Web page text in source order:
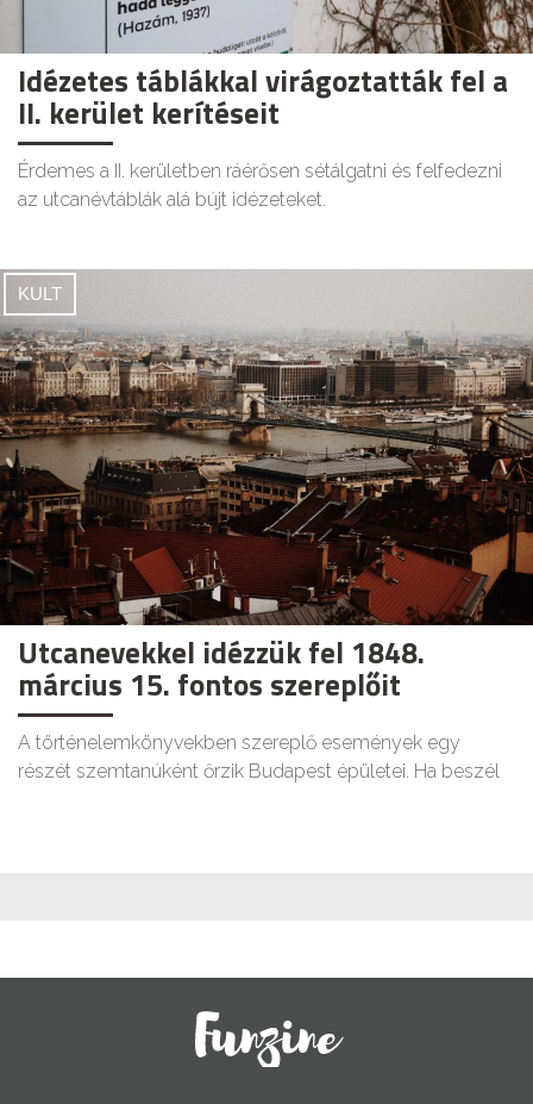
Idézetes táblákkal virágoztatták fel a
II. kerület kerítéseit
Érdemes a II. kerületben ráérősen sétálgatni és felfedezni
az utcanévtáblák alá bújt idézeteket.
KULT
Utcanevekkel idézzük fel 1848.
március 15. fontos szereplőit
A történelemkönyvekben szereplő események egy
részét szemtanúként őrzik Budapest épületei. Ha beszél